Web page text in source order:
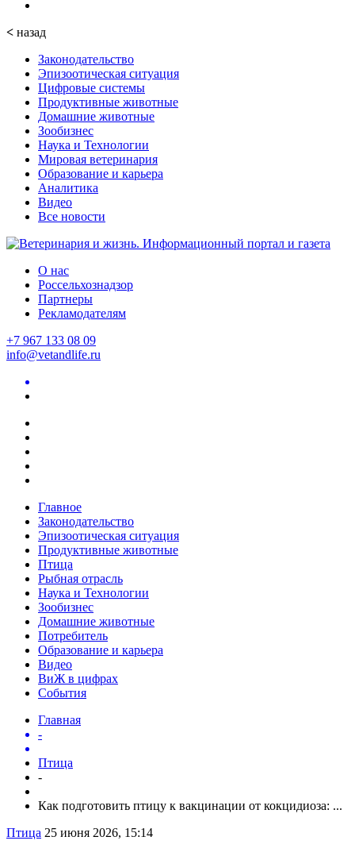
< назад
Законодательство
Эпизоотическая ситуация
Цифровые системы
Продуктивные животные
Домашние животные
Зообизнес
Наука и Технологии
Мировая ветеринария
Образование и карьера
Аналитика
Видео
Все новости
О нас
Россельхознадзор
Партнеры
Рекламодателям
+7 967 133 08 09
info@vetandlife.ru
Главное
Законодательство
Эпизоотическая ситуация
Продуктивные животные
Птица
Рыбная отрасль
Наука и Технологии
Зообизнес
Домашние животные
Потребитель
Образование и карьера
Видео
ВиЖ в цифрах
События
Главная
-
Птица
-
Как подготовить птицу к вакцинации от кокцидиоза: ...
Птица 25 июня 2026, 15:14